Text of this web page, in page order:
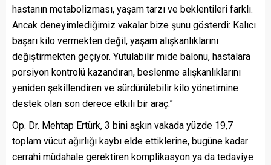
hastanın metabolizması, yaşam tarzı ve beklentileri farklı.
Ancak deneyimlediğimiz vakalar bize şunu gösterdi: Kalıcı
başarı kilo vermekten değil, yaşam alışkanlıklarını
değiştirmekten geçiyor. Yutulabilir mide balonu, hastalara
porsiyon kontrolü kazandıran, beslenme alışkanlıklarını
yeniden şekillendiren ve sürdürülebilir kilo yönetimine
destek olan son derece etkili bir araç.”
Op. Dr. Mehtap Ertürk, 3 bini aşkın vakada yüzde 19,7
toplam vücut ağırlığı kaybı elde ettiklerine, bugüne kadar
cerrahi müdahale gerektiren komplikasyon ya da tedaviye